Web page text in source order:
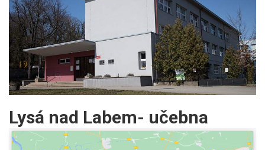
Lysá nad Labem- učebna